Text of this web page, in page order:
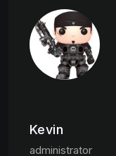
Kevin
administrator